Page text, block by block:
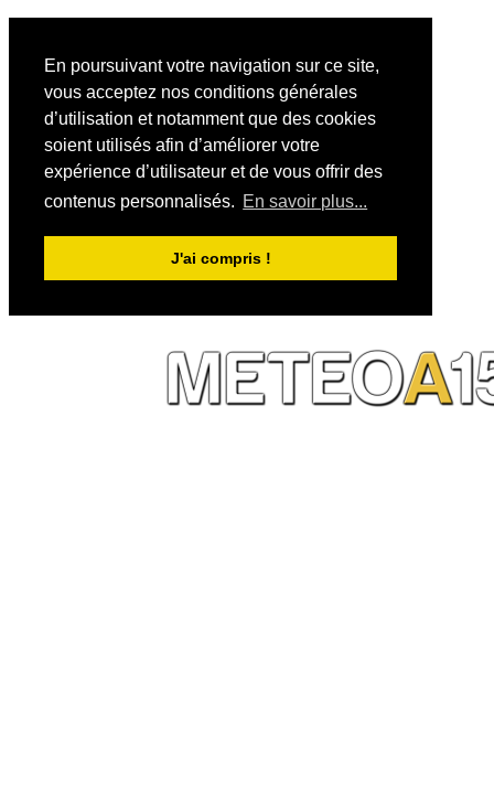
En poursuivant votre navigation sur ce site,
vous acceptez nos conditions générales
d’utilisation et notamment que des cookies
soient utilisés afin d’améliorer votre
expérience d’utilisateur et de vous offrir des
contenus personnalisés. En savoir plus...
J'ai compris !